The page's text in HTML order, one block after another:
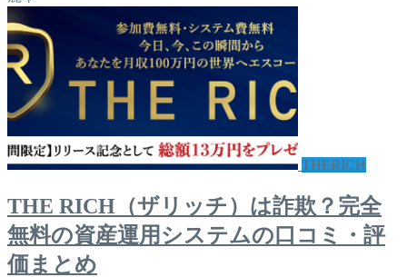
THERICH
THE RICH（ザリッチ）は詐欺？完全
無料の資産運用システムの口コミ・評
価まとめ